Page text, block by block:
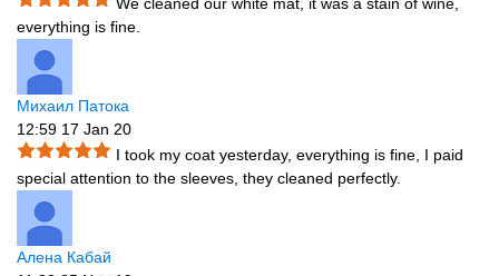
everything is fine.
Михаил Патока
12:59 17 Jan 20
I took my coat yesterday, everything is fine, I paid
special attention to the sleeves, they cleaned perfectly.
Алена Кабай